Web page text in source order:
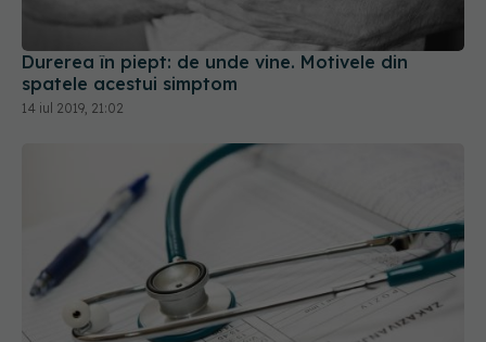
Dr Mihaela Pop: pacienta cu pretenții și medicina
la cererea familiei